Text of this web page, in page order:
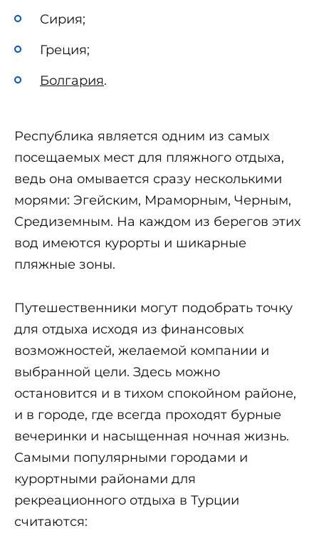
Сирия;
Греция;
Болгария.
Республика является одним из самых
посещаемых мест для пляжного отдыха,
ведь она омывается сразу несколькими
морями: Эгейским, Мраморным, Черным,
Средиземным. На каждом из берегов этих
вод имеются курорты и шикарные
пляжные зоны.
Путешественники могут подобрать точку
для отдыха исходя из финансовых
возможностей, желаемой компании и
выбранной цели. Здесь можно
остановится и в тихом спокойном районе,
и в городе, где всегда проходят бурные
вечеринки и насыщенная ночная жизнь.
Самыми популярными городами и
курортными районами для
рекреационного отдыха в Турции
считаются: